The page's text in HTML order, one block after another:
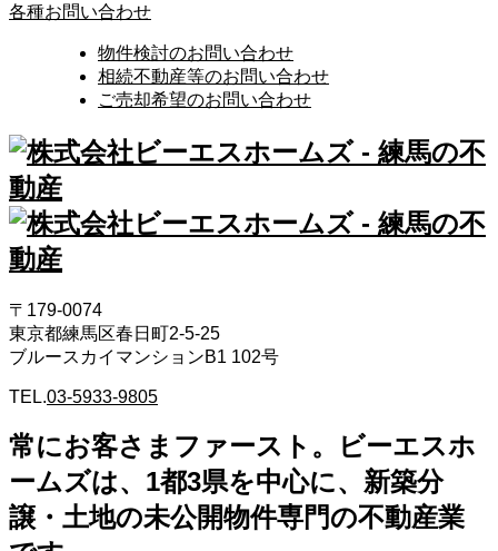
各種お問い合わせ
物件検討のお問い合わせ
相続不動産等のお問い合わせ
ご売却希望のお問い合わせ
〒179-0074
東京都練馬区春日町2-5-25
ブルースカイマンションB1 102号
TEL.03-5933-9805
常にお客さまファースト。ビーエスホ
ームズは、1都3県を中心に、新築分
譲・土地の未公開物件専門の不動産業